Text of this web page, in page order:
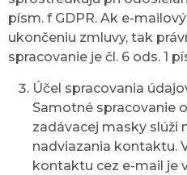
písm. f GDPR. Ak e-
ukončeniu zmluvy, tak
spracovanie je čl. 6 ods. 1
Účel spracovania
Samotné spracovanie
zadávacej masky slúži
nadviazania kontaktu.
kontaktu cez e-mail je